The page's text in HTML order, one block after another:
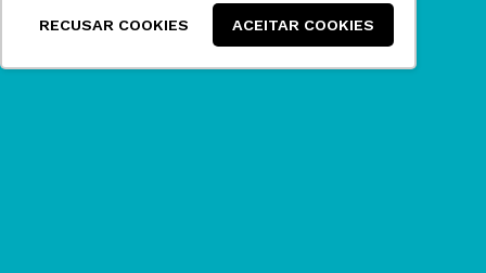
RECUSAR COOKIES ACEITAR COOKIES